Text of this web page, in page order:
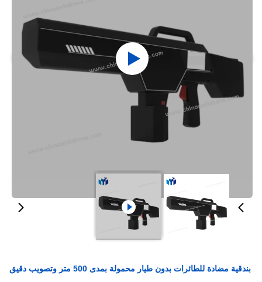
بندقية مضادة للطائرات بدون طيار محمولة بمدى 500 متر وتصويب دقيق